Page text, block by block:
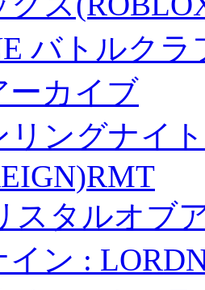
バトルク
ーカイブ
リングナイ
スタルオブ
イン :